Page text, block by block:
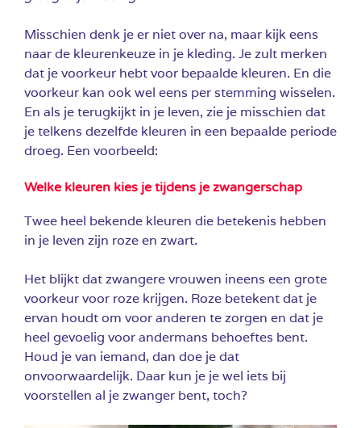
Misschien denk je er niet over na, maar kijk eens
naar de kleurenkeuze in je kleding. Je zult merken
dat je voorkeur hebt voor bepaalde kleuren. En die
voorkeur kan ook wel eens per stemming wisselen.
En als je terugkijkt in je leven, zie je misschien dat
je telkens dezelfde kleuren in een bepaalde periode
droeg. Een voorbeeld:
Welke kleuren kies je tijdens je zwangerschap
Twee heel bekende kleuren die betekenis hebben
in je leven zijn roze en zwart.
Het blijkt dat zwangere vrouwen ineens een grote
voorkeur voor roze krijgen. Roze betekent dat je
ervan houdt om voor anderen te zorgen en dat je
heel gevoelig voor andermans behoeftes bent.
Houd je van iemand, dan doe je dat
onvoorwaardelijk. Daar kun je je wel iets bij
voorstellen al je zwanger bent, toch?